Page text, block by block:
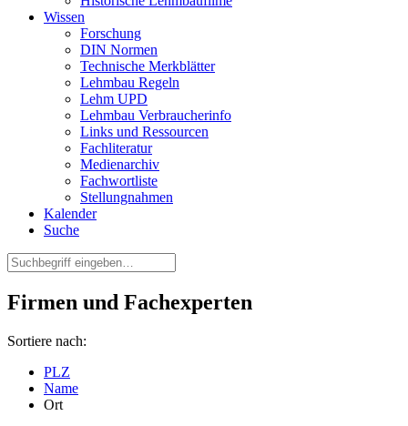
Wissen
Forschung
DIN Normen
Technische Merkblätter
Lehmbau Regeln
Lehm UPD
Lehmbau Verbraucherinfo
Links und Ressourcen
Fachliteratur
Medienarchiv
Fachwortliste
Stellungnahmen
Kalender
Suche
Firmen und Fachexperten
Sortiere nach:
PLZ
Name
Ort